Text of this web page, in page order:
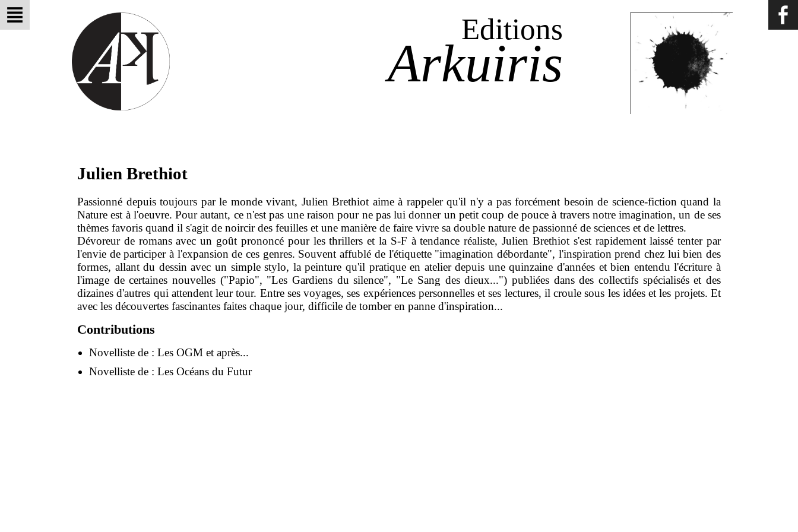
Editions
Arkuiris
Julien Brethiot
Passionné depuis toujours par le monde vivant, Julien Brethiot aime à rappeler qu'il n'y a pas forcément besoin de science-fiction quand la
Nature est à l'oeuvre. Pour autant, ce n'est pas une raison pour ne pas lui donner un petit coup de pouce à travers notre imagination, un de ses
thèmes favoris quand il s'agit de noircir des feuilles et une manière de faire vivre sa double nature de passionné de sciences et de lettres.
Dévoreur de romans avec un goût prononcé pour les thrillers et la S-F à tendance réaliste, Julien Brethiot s'est rapidement laissé tenter par
l'envie de participer à l'expansion de ces genres. Souvent affublé de l'étiquette "imagination débordante", l'inspiration prend chez lui bien des
formes, allant du dessin avec un simple stylo, la peinture qu'il pratique en atelier depuis une quinzaine d'années et bien entendu l'écriture à
l'image de certaines nouvelles ("Papio", "Les Gardiens du silence", "Le Sang des dieux...") publiées dans des collectifs spécialisés et des
dizaines d'autres qui attendent leur tour. Entre ses voyages, ses expériences personnelles et ses lectures, il croule sous les idées et les projets. Et
avec les découvertes fascinantes faites chaque jour, difficile de tomber en panne d'inspiration...
Contributions
Novelliste de : Les OGM et après...
Novelliste de : Les Océans du Futur